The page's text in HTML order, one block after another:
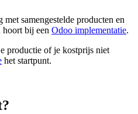
samengestelde producten en
bij een Odoo implementatie.
productie of je kostprijs niet
het startpunt.